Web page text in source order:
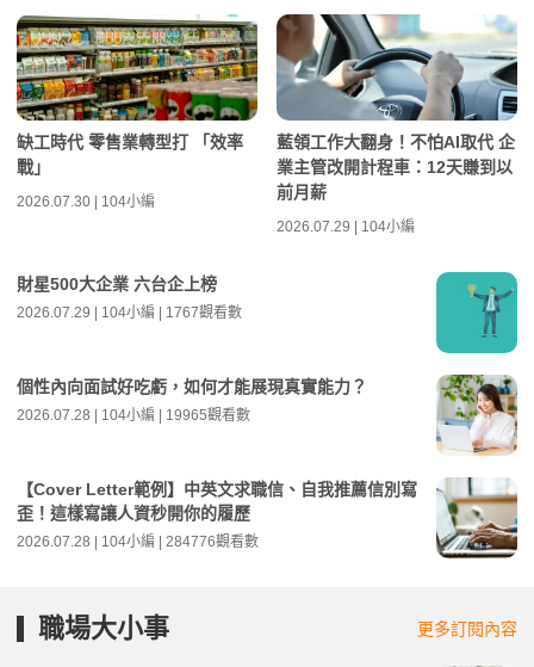
缺工時代 零售業轉型打 「效率
戰」
2026.07.30 | 104小編
藍領工作大翻身！不怕AI取代 企
業主管改開計程車：12天賺到以
前月薪
2026.07.29 | 104小編
財星500大企業 六台企上榜
2026.07.29 | 104小編 | 1767觀看數
個性內向面試好吃虧，如何才能展現真實能力？
2026.07.28 | 104小編 | 19965觀看數
【Cover Letter範例】中英文求職信、自我推薦信別寫
歪！這樣寫讓人資秒開你的履歷
2026.07.28 | 104小編 | 284776觀看數
職場大小事 更多訂閱內容